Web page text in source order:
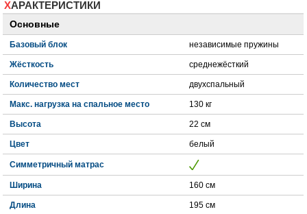
ХАРАКТЕРИСТИКИ
Основные
Базовый блок независимые пружины
Жёсткость среднежёсткий
Количество мест двухспальный
Макс. нагрузка на спальное место 130 кг
Высота 22 см
Цвет белый
Симметричный матрас
Ширина 160 см
Длина 195 см